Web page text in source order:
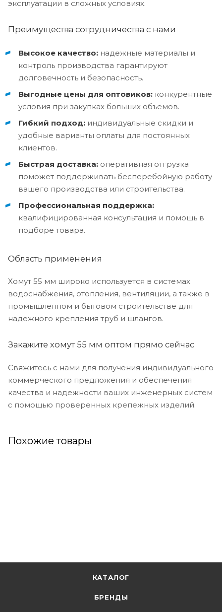
эксплуатации в сложных условиях.
Преимущества сотрудничества с нами
Высокое качество: надежные материалы и
контроль производства гарантируют
долговечность и безопасность.
Выгодные цены для оптовиков: конкурентные
условия при закупках больших объемов.
Гибкий подход: индивидуальные скидки и
удобные варианты оплаты для постоянных
клиентов.
Быстрая доставка: оперативная отгрузка
поможет поддерживать бесперебойную работу
вашего производства или строительства.
Профессиональная поддержка:
квалифицированная консультация и помощь в
подборе товара.
Область применения
Хомут 55 мм широко используется в системах
водоснабжения, отопления, вентиляции, а также в
промышленном и бытовом строительстве для
надежного крепления труб и шлангов.
Закажите хомут 55 мм оптом прямо сейчас
Свяжитесь с нами для получения индивидуального
коммерческого предложения и обеспечения
качества и надежности ваших инженерных систем
с помощью проверенных крепежных изделий.
Похожие товары
КАТАЛОГ
БРЕНДЫ